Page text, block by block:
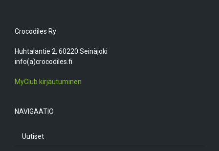
Crocodiles Ry
Huhtalantie 2, 60220 Seinäjoki
info(a)crocodiles.fi
MyClub kirjautuminen
NAVIGAATIO
Uutiset